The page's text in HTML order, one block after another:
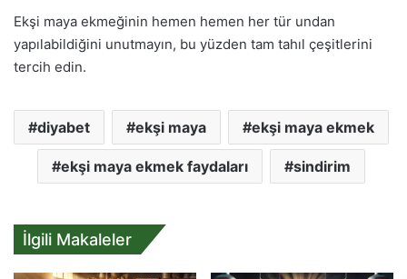
Ekşi maya ekmeğinin hemen hemen her tür undan
yapılabildiğini unutmayın, bu yüzden tam tahıl çeşitlerini
tercih edin.
diyabet ekşi maya ekşi maya ekmek
ekşi maya ekmek faydaları sindirim
İlgili Makaleler